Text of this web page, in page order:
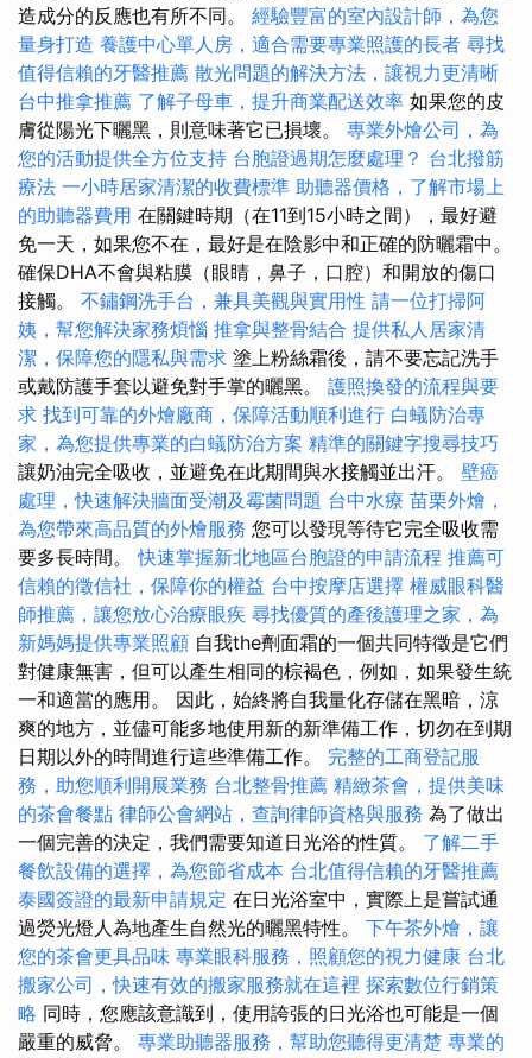
造成分的反應也有所不同。 經驗豐富的室內設計師，為您
量身打造 養護中心單人房，適合需要專業照護的長者 尋找
值得信賴的牙醫推薦 散光問題的解決方法，讓視力更清晰
台中推拿推薦 了解子母車，提升商業配送效率 如果您的皮
膚從陽光下曬黑，則意味著它已損壞。 專業外燴公司，為
您的活動提供全方位支持 台胞證過期怎麼處理？ 台北撥筋
療法 一小時居家清潔的收費標準 助聽器價格，了解市場上
的助聽器費用 在關鍵時期（在11到15小時之間），最好避
免一天，如果您不在，最好是在陰影中和正確的防曬霜中。
確保DHA不會與粘膜（眼睛，鼻子，口腔）和開放的傷口
接觸。 不鏽鋼洗手台，兼具美觀與實用性 請一位打掃阿
姨，幫您解決家務煩惱 推拿與整骨結合 提供私人居家清
潔，保障您的隱私與需求 塗上粉絲霜後，請不要忘記洗手
或戴防護手套以避免對手掌的曬黑。 護照換發的流程與要
求 找到可靠的外燴廠商，保障活動順利進行 白蟻防治專
家，為您提供專業的白蟻防治方案 精準的關鍵字搜尋技巧
讓奶油完全吸收，並避免在此期間與水接觸並出汗。 壁癌
處理，快速解決牆面受潮及霉菌問題 台中水療 苗栗外燴，
為您帶來高品質的外燴服務 您可以發現等待它完全吸收需
要多長時間。快速掌握新北地區台胞證的申請流程 推薦可
信賴的徵信社，保障你的權益 台中按摩店選擇 權威眼科醫
師推薦，讓您放心治療眼疾 尋找優質的產後護理之家，為
新媽媽提供專業照顧 自我the劑面霜的一個共同特徵是它們
對健康無害，但可以產生相同的棕褐色，例如，如果發生統
一和適當的應用。 因此，始終將自我量化存儲在黑暗，涼
爽的地方，並儘可能多地使用新的新準備工作，切勿在到期
日期以外的時間進行這些準備工作。 完整的工商登記服
務，助您順利開展業務 台北整骨推薦 精緻茶會，提供美味
的茶會餐點 律師公會網站，查詢律師資格與服務 為了做出
一個完善的決定，我們需要知道日光浴的性質。 了解二手
餐飲設備的選擇，為您節省成本 台北值得信賴的牙醫推薦
泰國簽證的最新申請規定 在日光浴室中，實際上是嘗試通
過熒光燈人為地產生自然光的曬黑特性。 下午茶外燴，讓
您的茶會更具品味 專業眼科服務，照顧您的視力健康 台北
搬家公司，快速有效的搬家服務就在這裡 探索數位行銷策
略 同時，您應該意識到，使用誇張的日光浴也可能是一個
嚴重的威脅。 專業助聽器服務，幫助您聽得更清楚 專業的